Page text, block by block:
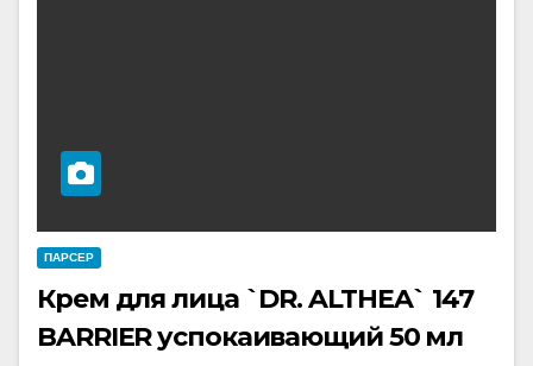
ПАРСЕР
Крем для лица `DR. ALTHEA` 147
BARRIER успокаивающий 50 мл